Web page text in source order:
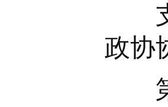
支
政协
第